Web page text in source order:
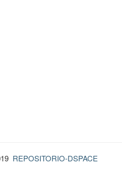
REPOSITORIO-DSPACE